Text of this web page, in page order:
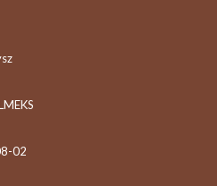
02